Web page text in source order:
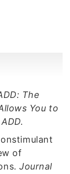
The
You to
of
Journal